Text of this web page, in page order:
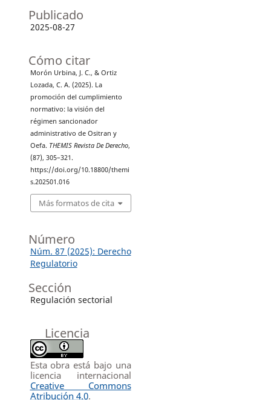
Publicado
2025-08-27
Cómo citar
Morón Urbina, J. C., & Ortiz
Lozada, C. A. (2025). La
promoción del cumplimiento
normativo: la visión del
régimen sancionador
administrativo de Ositran y
Oefa. THEMIS Revista De Derecho,
(87), 305–321.
https://doi.org/10.18800/themi
s.202501.016
Más formatos de cita
Número
Núm. 87 (2025): Derecho
Regulatorio
Sección
Regulación sectorial
Licencia
Esta obra está bajo una
licencia internacional
Creative Commons
Atribución 4.0.